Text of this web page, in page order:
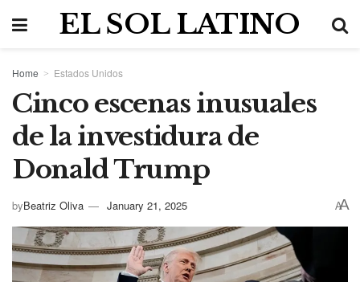
EL SOL LATINO
Home Estados Unidos
Cinco escenas inusuales
de la investidura de
Donald Trump
byBeatriz Oliva January 21, 2025 AA